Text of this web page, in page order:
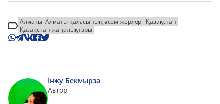
Алматы Алматы қаласының әсем жерлері Қазақстан
Қазақстан жаңалықтары
Інжу Бекмырза
Автор